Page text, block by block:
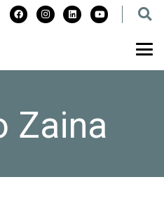
Zaina